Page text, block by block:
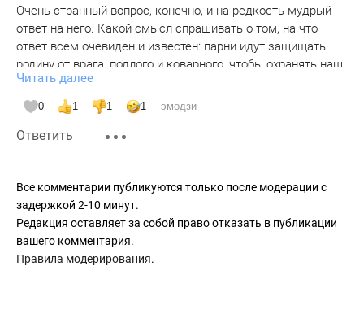
Очень странный вопрос, конечно, и на редкость мудрый
ответ на него. Какой смысл спрашивать о том, на что
ответ всем очевиден и известен: парни идут защищать
родину от врага, подлого и коварного, чтобы охранять наш
спокойный сон и привычный образ жизни. Чтобы мы
могли вечерами сидеть на уличных верандах, пить вино и
кушать вкусное мясо. Чтобы могли сесть вечерком на
байк и с ветерком покататься по ночному освещённому
Неужели интервьюеру непонятны эти элементарные вещи
и возникает вообще вопрос о мотивах???
Читать далее
0 1 1 1 эмодзи
Ответить
Все комментарии публикуются только после модерации с
задержкой 2-10 минут.
Редакция оставляет за собой право отказать в публикации
вашего комментария.
Правила модерирования.